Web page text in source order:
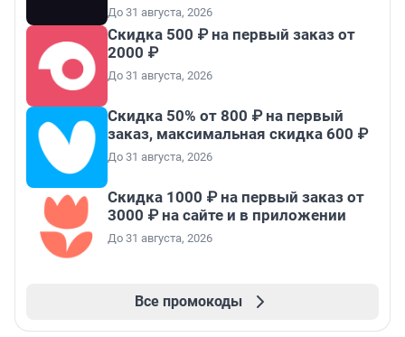
До 31 августа, 2026
Скидка 500 ₽ на первый заказ от
2000 ₽
До 31 августа, 2026
Скидка 50% от 800 ₽ на первый
заказ, максимальная скидка 600 ₽
До 31 августа, 2026
Скидка 1000 ₽ на первый заказ от
3000 ₽ на сайте и в приложении
До 31 августа, 2026
Все промокоды